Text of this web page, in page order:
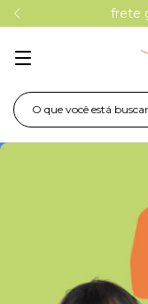
frete